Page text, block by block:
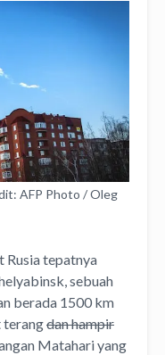
AFP Photo / Oleg
tepatnya
sebuah
berada 1500 km
terangdan hampir
Matahari yang